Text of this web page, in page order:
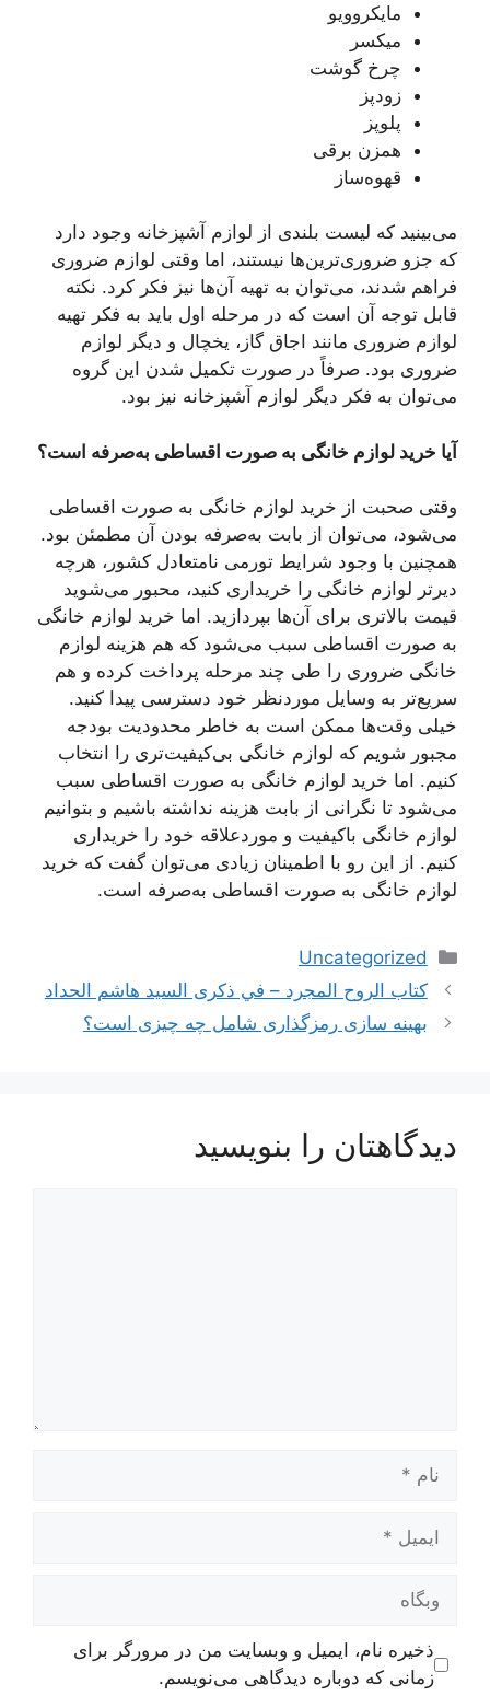
مایکروویو
میکسر
چرخ گوشت
زودپز
پلوپز
همزن برقی
قهوه‌ساز
می‌بینید که لیست بلندی از لوازم آشپزخانه وجود دارد
که جزو ضروری‌ترین‌ها نیستند، اما وقتی لوازم ضروری
فراهم شدند، می‌توان به تهیه آن‌ها نیز فکر کرد. نکته
قابل توجه آن است که در مرحله اول باید به فکر تهیه
لوازم ضروری مانند اجاق گاز، یخچال و دیگر لوازم
ضروری بود. صرفاً در صورت تکمیل شدن این گروه
می‌توان به فکر دیگر لوازم آشپزخانه نیز بود.
آیا خرید لوازم خانگی به صورت اقساطی به‌صرفه است؟
وقتی صحبت از خرید لوازم خانگی به صورت اقساطی
می‌شود، می‌توان از بابت به‌صرفه بودن آن مطمئن بود.
همچنین با وجود شرایط تورمی نامتعادل کشور، هرچه
دیرتر لوازم خانگی را خریداری کنید، محبور می‌شوید
قیمت بالاتری برای آن‌ها بپردازید. اما خرید لوازم خانگی
به صورت اقساطی سبب می‌شود که هم هزینه لوازم
خانگی ضروری را طی چند مرحله پرداخت کرده و هم
سریع‌تر به وسایل موردنظر خود دسترسی پیدا کنید.
خیلی وقت‌ها ممکن است به خاطر محدودیت بودجه
مجبور شویم که لوازم خانگی بی‌کیفیت‌تری را انتخاب
کنیم. اما خرید لوازم خانگی به صورت اقساطی سبب
می‌شود تا نگرانی از بابت هزینه نداشته باشیم و بتوانیم
لوازم خانگی باکیفیت و موردعلاقه خود را خریداری
کنیم. از این رو با اطمینان زیادی می‌توان گفت که خرید
لوازم خانگی به صورت اقساطی به‌صرفه است.
دسته‌ها
Uncategorized
كتاب الروح المجرد – في ذكرى السيد هاشم الحداد
بهینه سازی رمزگذاری شامل چه چیزی است؟
دیدگاهتان را بنویسید
ایمیل
وبگاه
ذخیره نام، ایمیل و وبسایت من در مرورگر برای
زمانی که دوباره دیدگاهی می‌نویسم.